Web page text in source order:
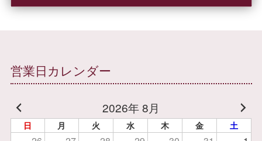
営業日カレンダー
2026年 8月
日 月 火 水 木 金 土